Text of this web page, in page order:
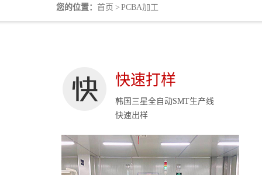
您的位置： 首页 > PCBA加工
快速打样
韩国三星全自动SMT生产线
快速出样